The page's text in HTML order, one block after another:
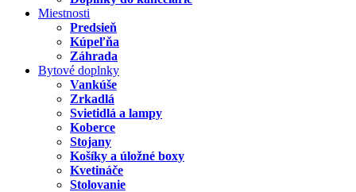
Miestnosti
Predsieň
Kúpeľňa
Záhrada
Bytové doplnky
Vankúše
Zrkadlá
Svietidlá a lampy
Koberce
Stojany
Košíky a úložné boxy
Kvetináče
Stolovanie